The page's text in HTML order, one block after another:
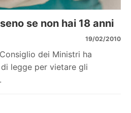
se non hai 18 anni
19/02/2010
dei Ministri ha
legge per vietare gli